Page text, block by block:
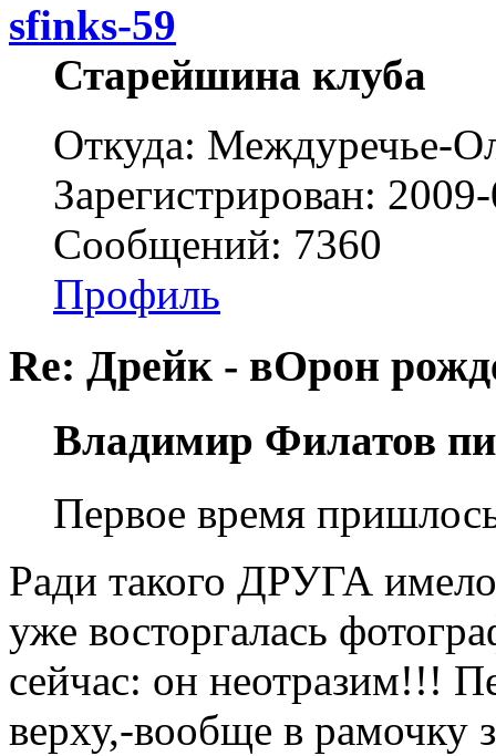
sfinks-59
Старейшина клуба
Откуда: Междуречье-
Зарегистрирован:
Сообщений: 7360
Профиль
Re: Дрейк - вОрон
Владимир Филатов
Первое время
Ради такого ДРУГА
уже восторгалась
сейчас: он неотразим!!!
верху,-вообще в рамочку